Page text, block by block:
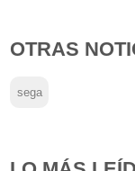
OTRAS
sega